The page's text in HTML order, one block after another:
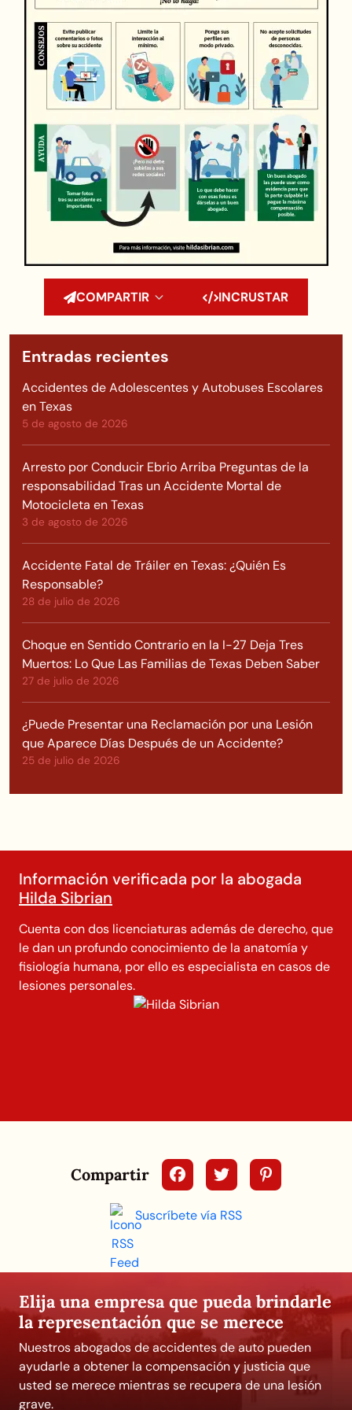
COMPARTIR INCRUSTAR
Entradas recientes
Accidentes de Adolescentes y Autobuses Escolares
en Texas
5 de agosto de 2026
Arresto por Conducir Ebrio Arriba Preguntas de la
responsabilidad Tras un Accidente Mortal de
Motocicleta en Texas
3 de agosto de 2026
Accidente Fatal de Tráiler en Texas: ¿Quién Es
Responsable?
28 de julio de 2026
Choque en Sentido Contrario en la I-27 Deja Tres
Muertos: Lo Que Las Familias de Texas Deben Saber
27 de julio de 2026
¿Puede Presentar una Reclamación por una Lesión
que Aparece Días Después de un Accidente?
25 de julio de 2026
Información verificada por la abogada
Hilda Sibrian
Cuenta con dos licenciaturas además de derecho, que
le dan un profundo conocimiento de la anatomía y
fisiología humana, por ello es especialista en casos de
lesiones personales.
Compartir
Suscríbete vía RSS
Elija una empresa que pueda brindarle
la representación que se merece
Nuestros abogados de accidentes de auto pueden
ayudarle a obtener la compensación y justicia que
usted se merece mientras se recupera de una lesión
grave.